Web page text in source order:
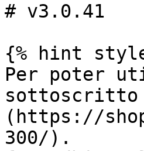
# v3.0.41
{% hint
Per poter
sottoscritto
(https://
300/).